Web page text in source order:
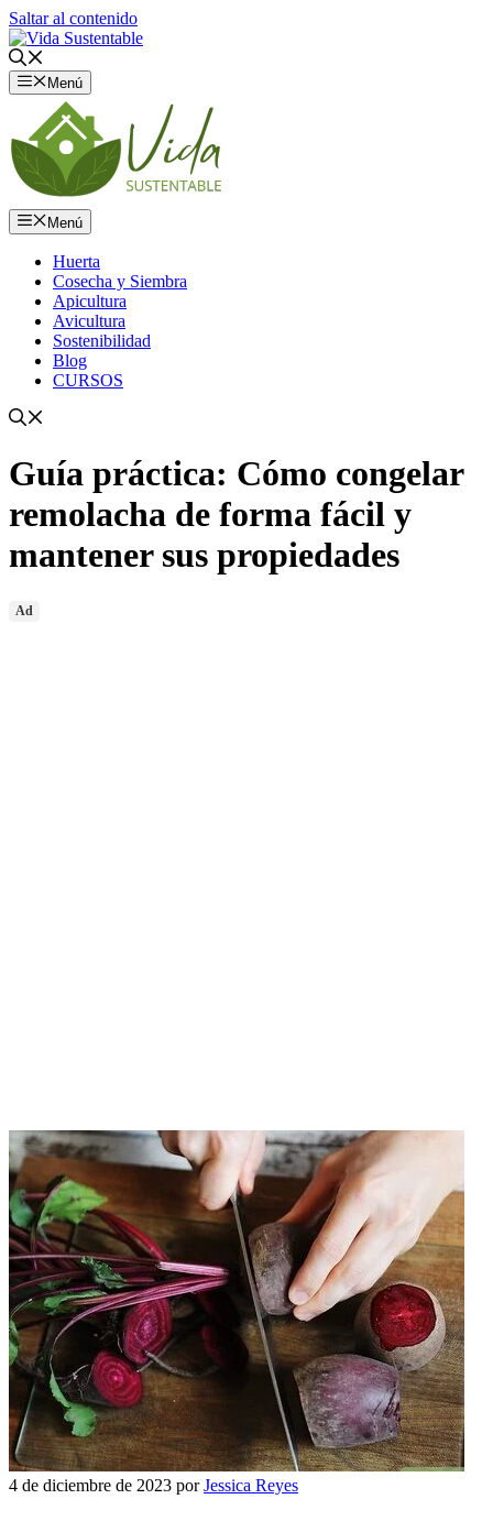
Saltar al contenido
Menú
Menú
Huerta
Cosecha y Siembra
Apicultura
Avicultura
Sostenibilidad
Blog
CURSOS
Guía práctica: Cómo congelar
remolacha de forma fácil y
mantener sus propiedades
Ad
4 de diciembre de 2023 porJessica Reyes